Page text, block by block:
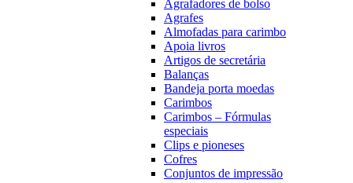
Agrafadores de bolso
Agrafes
Almofadas para carimbo
Apoia livros
Artigos de secretária
Balanças
Bandeja porta moedas
Carimbos
Carimbos – Fórmulas
especiais
Clips e pioneses
Cofres
Conjuntos de impressão